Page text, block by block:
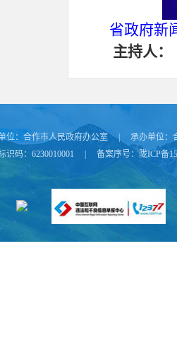
省政府新
主持人：
推进大
大局作出的
费潜力，推
“两新”，我
换新的实施方
为使大
位： 合作市人民政府办公室 承办单位：
识码：6230010001
备案序号：陇ICP备